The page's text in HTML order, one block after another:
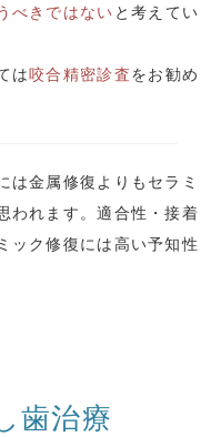
べきではない と考えてい
は咬合精密診査をお勧め
は金属修復よりもセラミ
われます。適合性・接着
ック修復には高い予知性
歯治療